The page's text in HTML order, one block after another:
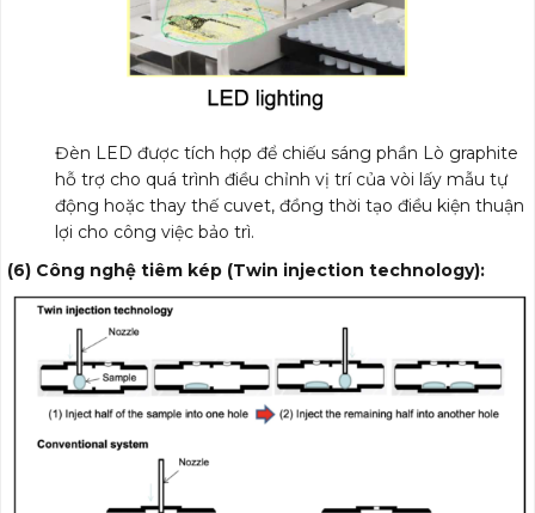
Đèn LED được tích hợp để chiếu sáng phần Lò graphite
hỗ trợ cho quá trình điều chỉnh vị trí của vòi lấy mẫu tự
động hoặc thay thế cuvet, đồng thời tạo điều kiện thuận
lợi cho công việc bảo trì.
(6) Công nghệ tiêm kép (Twin injection technology):